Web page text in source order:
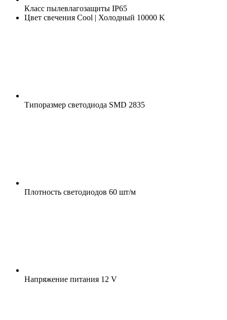
Класс пылевлагозащиты IP65
Цвет свечения Cool | Холодный 10000 K
Типоразмер светодиода SMD 2835
Плотность светодиодов 60 шт/м
Напряжение питания 12 V